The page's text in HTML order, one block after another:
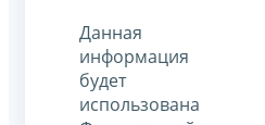
Данная
информация
будет
использована